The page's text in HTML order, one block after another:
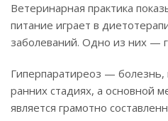
Ветеринарная практика
питание играет в
заболеваний. Одно из них —
Гиперпаратиреоз — болезнь,
ранних стадиях, а основной
является грамотно